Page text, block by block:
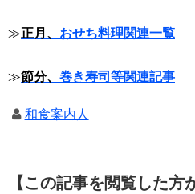
≫正月、 おせち料理関連一覧
≫節分、 巻き寿司等関連記事
和食案内人
【この記事を閲覧した方